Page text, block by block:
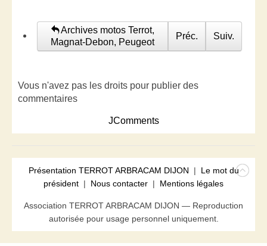
Archives motos Terrot,
Magnat-Debon, Peugeot
Préc. Suiv.
Vous n'avez pas les droits pour publier des
commentaires
JComments
Présentation TERROT ARBRACAM DIJON | Le mot du
président | Nous contacter | Mentions légales
Association TERROT ARBRACAM DIJON — Reproduction
autorisée pour usage personnel uniquement.